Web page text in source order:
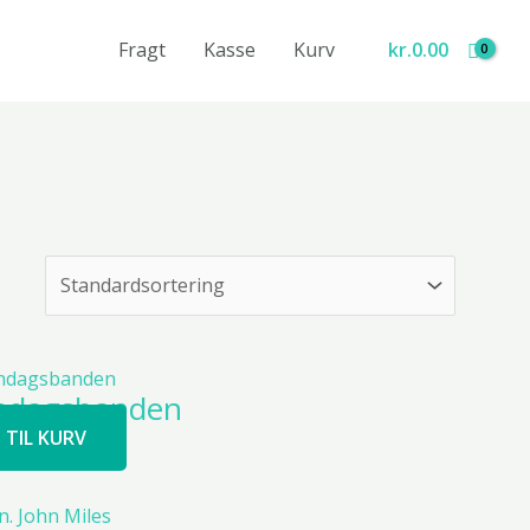
Fragt Kasse Kurv kr.0.00
TIL KURV